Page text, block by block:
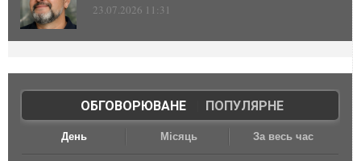
23.07.2026 11:31
ОБГОВОРЮВАНЕ| ПОПУЛЯРНЕ
День Місяць За весь час